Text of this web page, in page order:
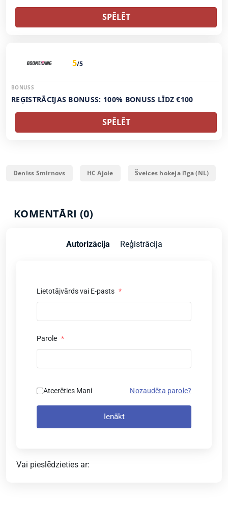
SPĒLĒT
5/5
BONUSS
REĢISTRĀCIJAS BONUSS: 100% BONUSS LĪDZ €100
SPĒLĒT
Deniss Smirnovs HC Ajoie Šveices hokeja līga (NL)
KOMENTĀRI (0)
Autorizācija Reģistrācija
Lietotājvārds vai E-pasts *
Parole *
Atcerēties Mani Nozaudēta parole?
Ienākt
Vai pieslēdzieties ar: